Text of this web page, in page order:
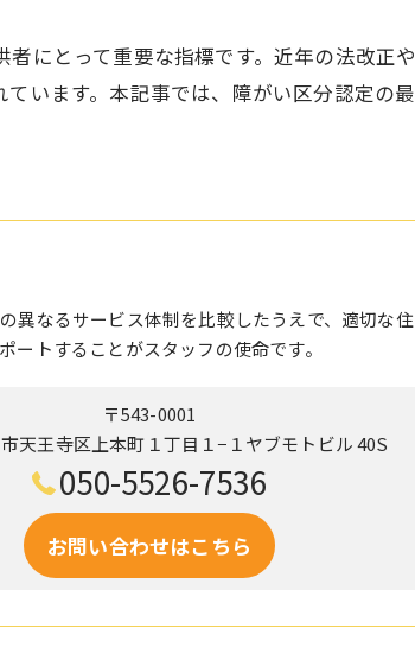
にとって重要な指標です。近年の法改正
います。本記事では、障がい区分認定の
異なるサービス体制を比較したうえで、適切な
ートすることがスタッフの使命です。
〒543-0001
天王寺区上本町１丁目１−１ヤブモトビル 40S
050-5526-7536
お問い合わせはこちら